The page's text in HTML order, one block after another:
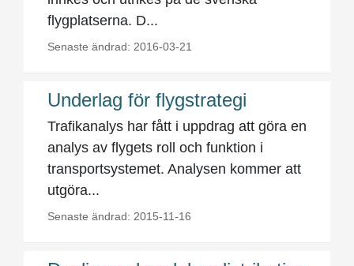
flygplatserna. D...
Senaste ändrad: 2016-03-21
Underlag för flygstrategi
Trafikanalys har fått i uppdrag att göra en
analys av flygets roll och funktion i
transportsystemet. Analysen kommer att
utgöra...
Senaste ändrad: 2015-11-16